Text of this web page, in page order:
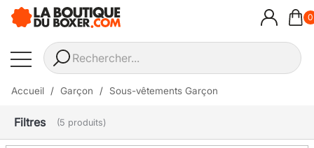
0
Accueil Garçon Sous-vêtements Garçon
Filtres (5 produits)